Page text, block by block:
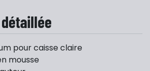
pour caisse claire
mousse